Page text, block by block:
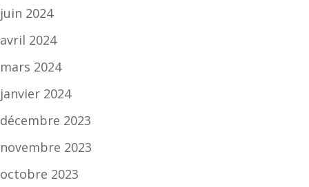
juin 2024
avril 2024
mars 2024
janvier 2024
décembre 2023
novembre 2023
octobre 2023